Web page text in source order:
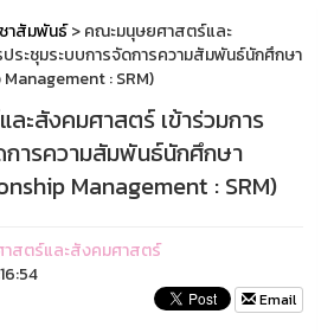
าสัมพันธ์> คณะมนุษยศาสตร์และ
ระชุมระบบการจัดการความสัมพันธ์นักศึกษา
: SRM)
ะสังคมศาสตร์ เข้าร่วมการ
การความสัมพันธ์นักศึกษา
Management : SRM)
สตร์และสังคมศาสตร์
Email